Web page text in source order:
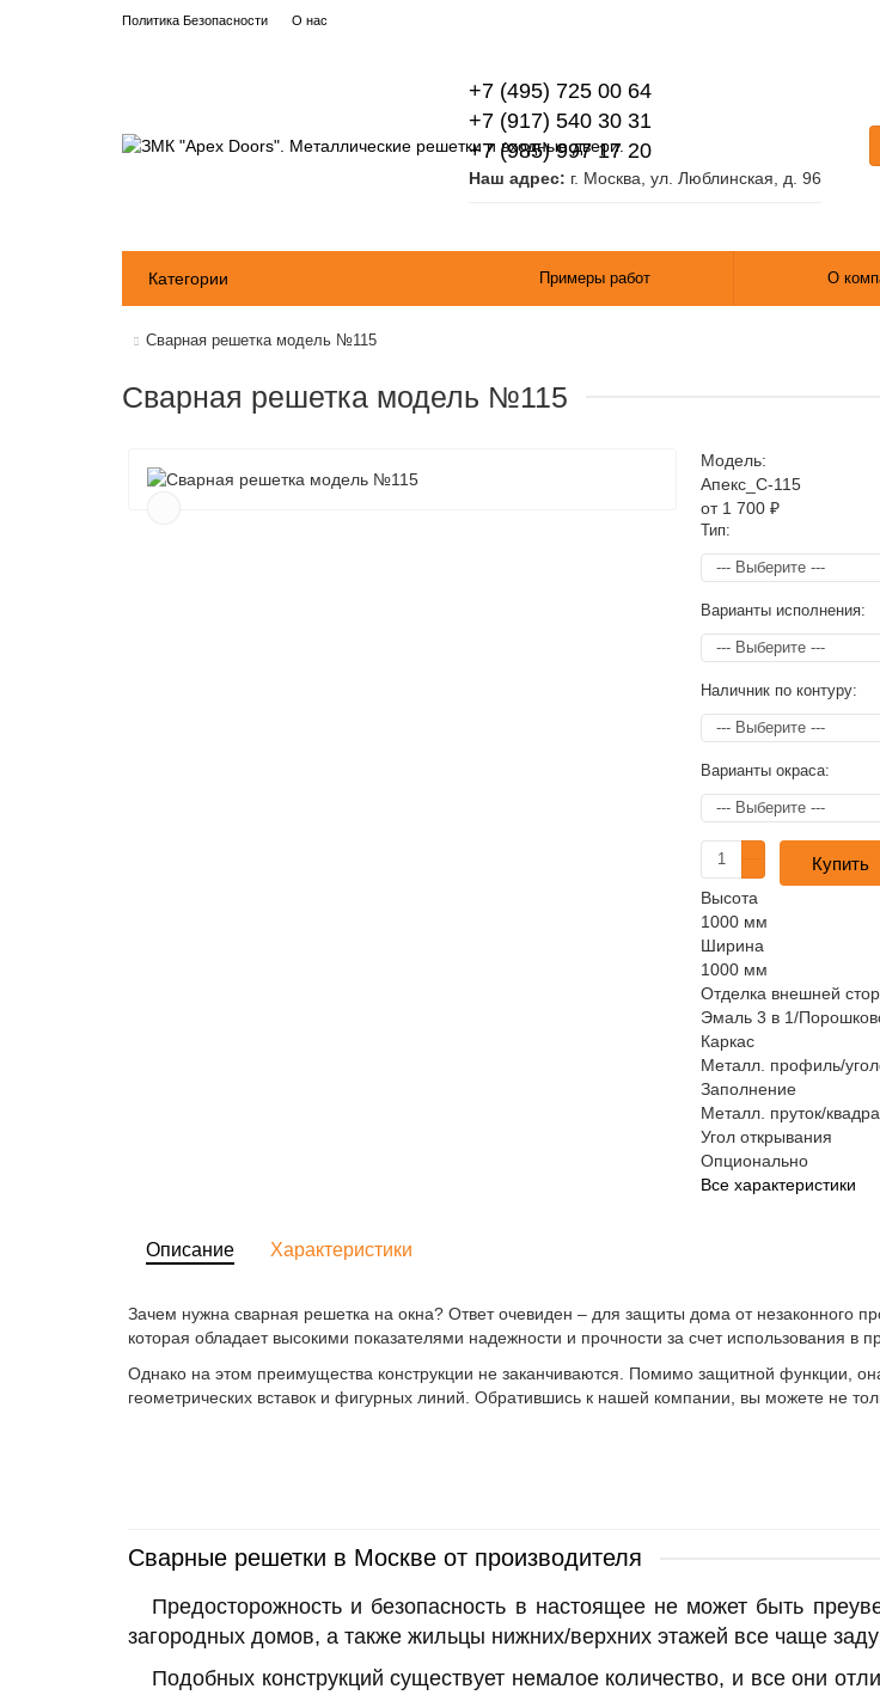
Политика Безопасности О нас
+7 (495) 725 00 64
+7 (917) 540 30 31
+7 (985) 997 17 20
Наш адрес: г. Москва, ул. Люблинская, д. 96
Категории Примеры работ О
Сварная решетка модель №115
Сварная решетка модель №115
Модель:
Апекс_С-115
от 1 700 ₽
Тип:
Варианты исполнения:
Наличник по контуру:
Варианты окраса:
Купить
Высота
1000 мм
Ширина
1000 мм
Отделка внешней
Эмаль 3 в 1/
Каркас
Металл. профиль/
Заполнение
Металл. пруток/
Угол открывания
Опционально
Все характеристики
Описание Характеристики
Зачем нужна сварная решетка на окна? Ответ очевиден – для защиты дома от незаконного
которая обладает высокими показателями надежности и прочности за счет использования в
Однако на этом преимущества конструкции не заканчиваются. Помимо защитной функции,
геометрических вставок и фигурных линий. Обратившись к нашей компании, вы можете не
Сварные решетки в Москве от производителя
Предосторожность и безопасность в настоящее не может быть
загородных домов, а также жильцы нижних/верхних этажей все чаще
Подобных конструкций существует немалое количество, и все они